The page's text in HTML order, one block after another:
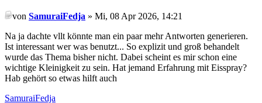
von SamuraiFedja » Mi, 08 Apr 2026, 14:21
Na ja dachte vllt könnte man ein paar mehr Antworten generieren.
Ist interessant wer was benutzt... So explizit und groß behandelt
wurde das Thema bisher nicht. Dabei scheint es mir schon eine
wichtige Kleinigkeit zu sein. Hat jemand Erfahrung mit Eisspray?
Hab gehört so etwas hilft auch
SamuraiFedja